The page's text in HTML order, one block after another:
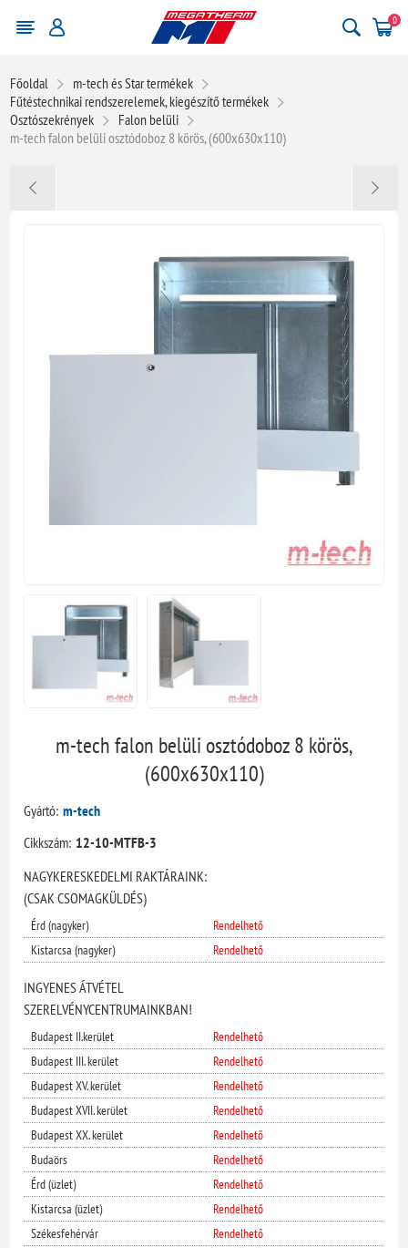
0
Főoldal
m-tech és Star termékek
Fűtéstechnikai rendszerelemek, kiegészítő termékek
Osztószekrények
Falon belüli
m-tech falon belüli osztódoboz 8 körös, (600x630x110)
m-tech falon belüli osztódoboz 8 körös,
(600x630x110)
Gyártó: m-tech
Cikkszám: 12-10-MTFB-3
NAGYKERESKEDELMI RAKTÁRAINK:
(CSAK CSOMAGKÜLDÉS)
Érd (nagyker)
Rendelhető
Kistarcsa (nagyker)
Rendelhető
INGYENES ÁTVÉTEL
SZERELVÉNYCENTRUMAINKBAN!
Budapest II.kerület
Rendelhető
Budapest III. kerület
Rendelhető
Budapest XV. kerület
Rendelhető
Budapest XVII. kerület
Rendelhető
Budapest XX. kerület
Rendelhető
Budaörs
Rendelhető
Érd (üzlet)
Rendelhető
Kistarcsa (üzlet)
Rendelhető
Székesfehérvár
Rendelhető